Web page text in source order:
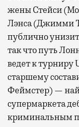
спокойно
активности в
забронировать
Бизнес-зал
провести
выпить кофе,
окна за тем,
самолеты. В
жены Стейси
Лэнса (Джимми
публично
так что путь
ведет к турниру
старшему
Феймстер) —
супермаркета
криминальным